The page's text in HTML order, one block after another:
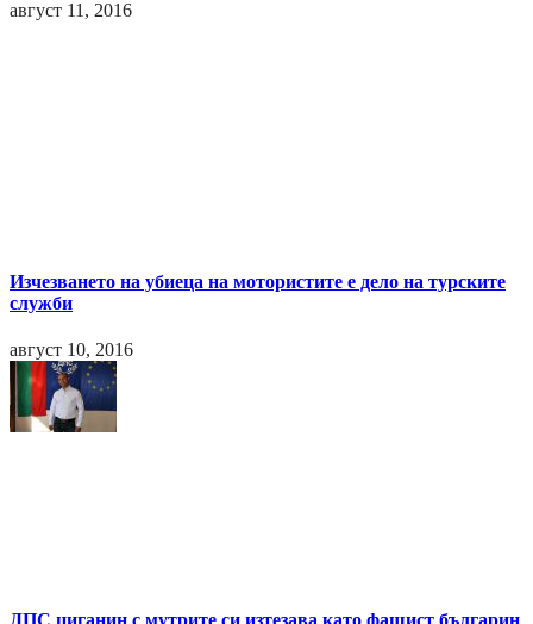
август 11, 2016
Изчезването на убиеца на мотористите е дело на турските
служби
август 10, 2016